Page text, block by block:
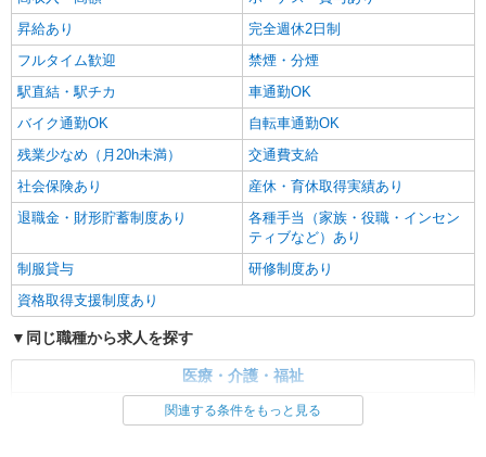
通費全支給(ガソリン代含む)＞
キープ 詳細を見る
昇給あり
完全週休2日制
フルタイム歓迎
禁煙・分煙
駅直結・駅チカ
車通勤OK
バイク通勤OK
自転車通勤OK
残業少なめ（月20h未満）
交通費支給
社会保険あり
産休・育休取得実績あり
退職金・財形貯蓄制度あり
各種手当（家族・役職・インセン
ティブなど）あり
制服貸与
研修制度あり
資格取得支援制度あり
同じ職種から求人を探す
医療・介護・福祉
関連する条件をもっと見る